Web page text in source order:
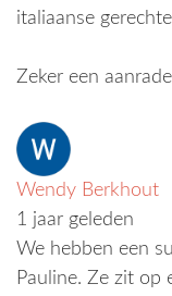
italiaanse
Zeker een
Wendy Berkhout
1 jaar geleden
We hebben een
Pauline. Ze zit op